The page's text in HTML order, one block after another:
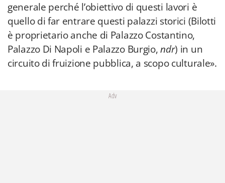
generale perché l’obiettivo di questi lavori è
quello di far entrare questi palazzi storici (Bilotti
è proprietario anche di Palazzo Costantino,
Palazzo Di Napoli e Palazzo Burgio,ndr) in un
circuito di fruizione pubblica, a scopo culturale».
Adv